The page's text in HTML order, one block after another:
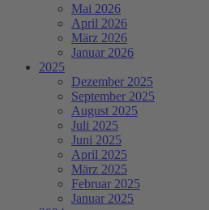
Mai 2026
April 2026
März 2026
Januar 2026
2025
Dezember 2025
September 2025
August 2025
Juli 2025
Juni 2025
April 2025
März 2025
Februar 2025
Januar 2025